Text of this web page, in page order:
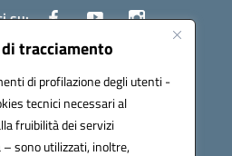
tracciamento
di profilazione degli utenti -
tecnici necessari al
fruibilità dei servizi
sono utilizzati, inoltre,
su: